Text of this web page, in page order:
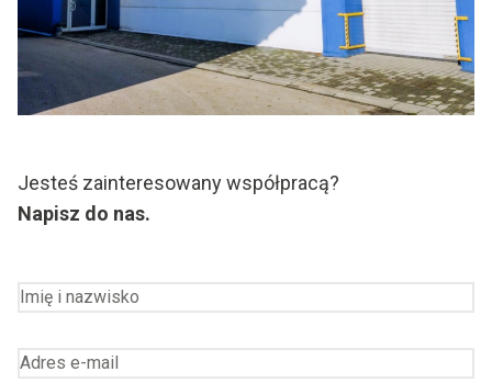
Jesteś zainteresowany współpracą?
Napisz do nas.